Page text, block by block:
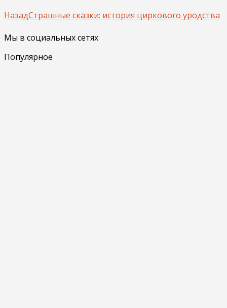
НазадСтрашные сказки: история циркового уродства
Мы в социальных сетях
Популярное